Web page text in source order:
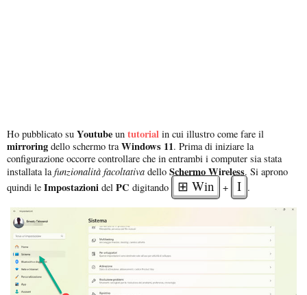
Ho pubblicato su Youtube un tutorial in cui illustro come fare il
mirroring dello schermo tra Windows 11. Prima di iniziare la
configurazione occorre controllare che in entrambi i computer sia stata
installata la funzionalità facoltativa dello Schermo Wireless. Si aprono
quindi le Impostazioni del PC digitando ⊞ Win + I .